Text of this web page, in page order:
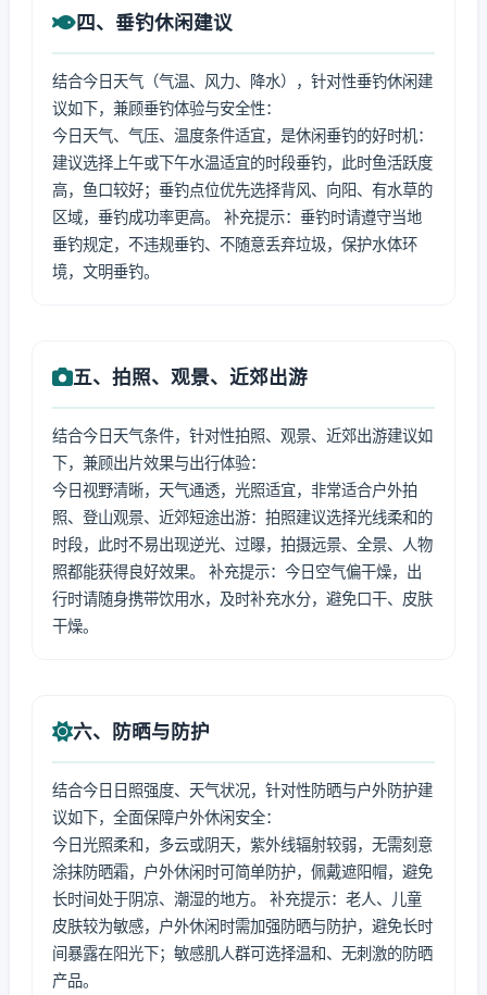
四、垂钓休闲建议
结合今日天气（气温、风力、降水），针对性垂钓休闲建
议如下，兼顾垂钓体验与安全性：
今日天气、气压、温度条件适宜，是休闲垂钓的好时机：
建议选择上午或下午水温适宜的时段垂钓，此时鱼活跃度
高，鱼口较好；垂钓点位优先选择背风、向阳、有水草的
区域，垂钓成功率更高。 补充提示：垂钓时请遵守当地
垂钓规定，不违规垂钓、不随意丢弃垃圾，保护水体环
境，文明垂钓。
五、拍照、观景、近郊出游
结合今日天气条件，针对性拍照、观景、近郊出游建议如
下，兼顾出片效果与出行体验：
今日视野清晰，天气通透，光照适宜，非常适合户外拍
照、登山观景、近郊短途出游：拍照建议选择光线柔和的
时段，此时不易出现逆光、过曝，拍摄远景、全景、人物
照都能获得良好效果。 补充提示：今日空气偏干燥，出
行时请随身携带饮用水，及时补充水分，避免口干、皮肤
干燥。
六、防晒与防护
结合今日日照强度、天气状况，针对性防晒与户外防护建
议如下，全面保障户外休闲安全：
今日光照柔和，多云或阴天，紫外线辐射较弱，无需刻意
涂抹防晒霜，户外休闲时可简单防护，佩戴遮阳帽，避免
长时间处于阴凉、潮湿的地方。 补充提示：老人、儿童
皮肤较为敏感，户外休闲时需加强防晒与防护，避免长时
间暴露在阳光下；敏感肌人群可选择温和、无刺激的防晒
产品。